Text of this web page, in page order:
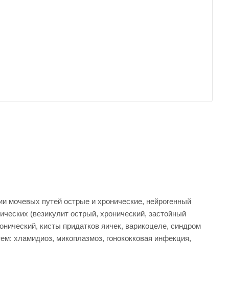
мочевых путей острые и хронические, нейрогенный
(везикулит острый, хронический, застойный
кисты придатков яичек, варикоцеле, синдром
хламидиоз, микоплазмоз, гонококковая инфекция,